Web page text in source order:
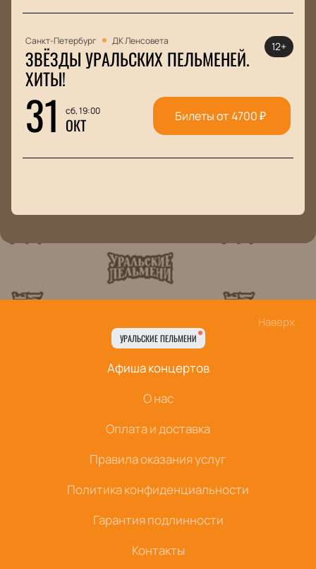
Санкт-Петербург ДК Ленсовета
ЗВЁЗДЫ УРАЛЬСКИХ ПЕЛЬМЕНЕЙ.
ХИТЫ!
31 сб, 19:00
ОКТ
12+
Билеты от4700₽
Наверх
УРАЛЬСКИЕ ПЕЛЬМЕНИ
Афиша концертов
О нас
Оплата и доставка
Правила оказания услуг
Политика конфиденциальности
Гарантия подлинности
Контакты